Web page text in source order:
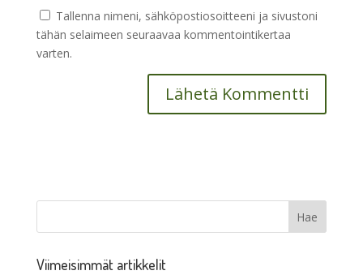
Tallenna nimeni, sähköpostiosoitteeni ja sivustoni
tähän selaimeen seuraavaa kommentointikertaa
varten.
Viimeisimmät artikkelit